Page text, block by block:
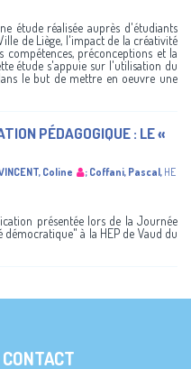
étude réalisée auprès d'étudiants
de Liège, l'impact de la créativité
compétences, préconceptions et la
étude s'appuie sur l'utilisation du
le but de mettre en oeuvre une
PÉDAGOGIQUE : LE «
Coline ; Coffani, Pascal, HE
présentée lors de la Journée
à la HEP de Vaud du
CONTACT